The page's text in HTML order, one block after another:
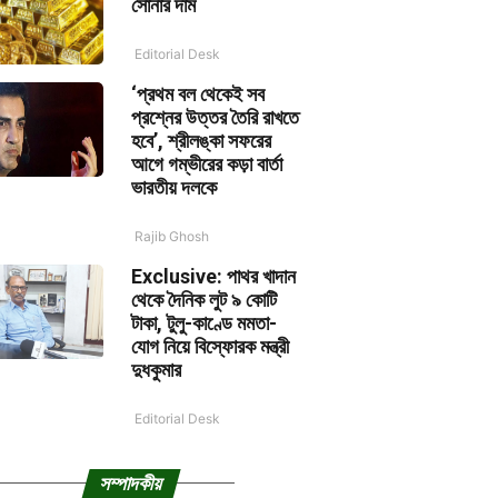
সোনার দাম
Editorial Desk
‘প্রথম বল থেকেই সব
প্রশ্নের উত্তর তৈরি রাখতে
হবে’, শ্রীলঙ্কা সফরের
আগে গম্ভীরের কড়া বার্তা
ভারতীয় দলকে
Rajib Ghosh
Exclusive: পাথর খাদান
থেকে দৈনিক লুট ৯ কোটি
টাকা, টুলু-কাণ্ডে মমতা-
যোগ নিয়ে বিস্ফোরক মন্ত্রী
দুধকুমার
Editorial Desk
সম্পাদকীয়